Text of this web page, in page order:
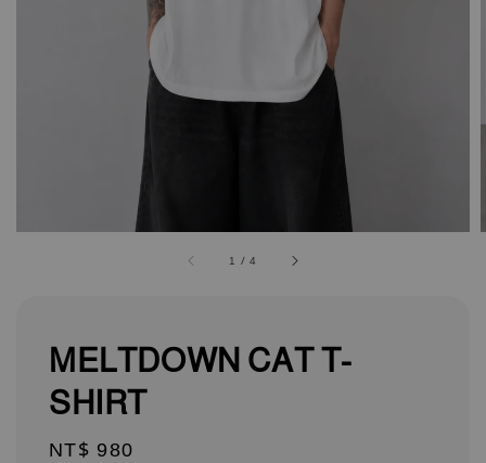
1 /4
MELTDOWN CAT T-
SHIRT
Regular
NT$ 980